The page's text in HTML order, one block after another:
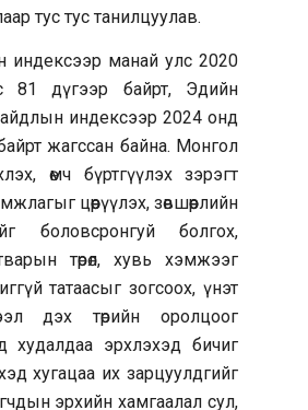
тус тус танилцуулав.
индексээр манай улс 2020
81 дүгээр байрт, Эдийн
байдлын индексээр 2024 онд
жагссан байна. Монгол
өмч бүртгүүлэх зэрэгт
цөөрүүлэх, зөвшөөрлийн
боловсронгуй болгох,
төрөл, хувь хэмжээг
татаасыг зогсоох, үнэт
дэх төрийн оролцоог
худалдаа эрхлэхэд бичиг
хугацаа их зарцуулдгийг
эрхийн хамгаалал сул,